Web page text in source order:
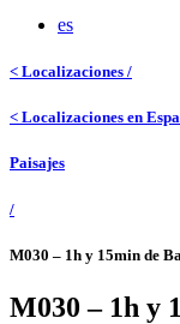
es
< Localizaciones /
< Localizaciones en
Paisajes
/
M030 – 1h y 15min de
M030 – 1h y